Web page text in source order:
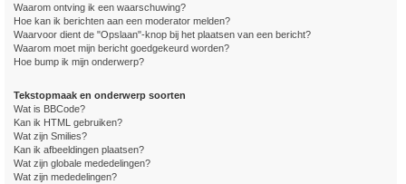
Waarom ontving ik een waarschuwing?
Hoe kan ik berichten aan een moderator melden?
Waarvoor dient de "Opslaan"-knop bij het plaatsen van een bericht?
Waarom moet mijn bericht goedgekeurd worden?
Hoe bump ik mijn onderwerp?
Tekstopmaak en onderwerp soorten
Wat is BBCode?
Kan ik HTML gebruiken?
Wat zijn Smilies?
Kan ik afbeeldingen plaatsen?
Wat zijn globale mededelingen?
Wat zijn mededelingen?